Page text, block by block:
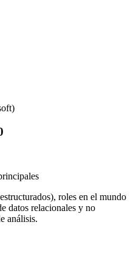
)
roles en el mundo
datos relacionales y no
análisis.